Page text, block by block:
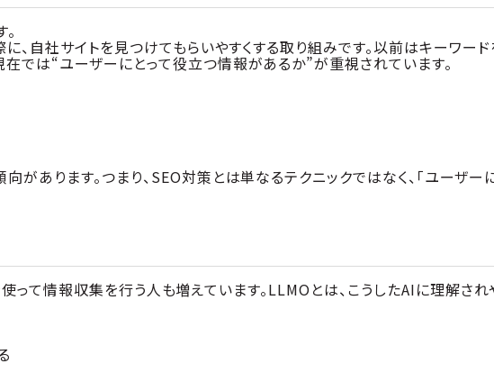
自社サイトを見つけてもらいやすくする取り組みです。以前はキーワード
では“ユーザーにとって役立つ情報があるか”が重視されています。
があります。つまり、SEO対策とは単なるテクニックではなく、「ユーザー
て情報収集を行う人も増えています。LLMOとは、こうしたAIに理解され